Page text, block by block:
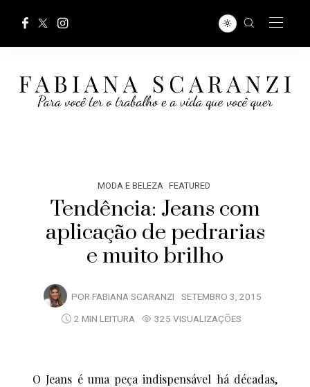
MODA E BELEZA FEATURED
Tendência: Jeans com
aplicação de pedrarias
e muito brilho
POR FABIANA SCARANZI SETEMBRO 3, 2015
2 MIN LEITURA
325 VISUALIZAÇÕES
O Jeans é uma peça indispensável há décadas,